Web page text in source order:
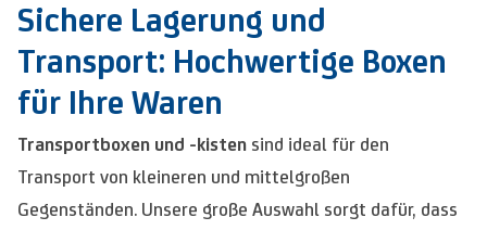
Sichere Lagerung und
Transport: Hochwertige Boxen
für Ihre Waren
Transportboxen und -kisten sind ideal für den
Transport von kleineren und mittelgroßen
Gegenständen. Unsere große Auswahl sorgt dafür, dass